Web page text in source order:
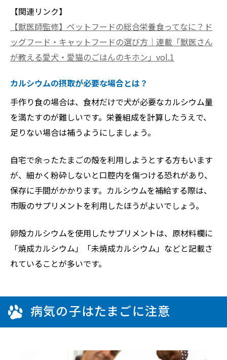
【関連リンク】
【獣医師監修】ペットフードの総合栄養食ってなに？ド
ッグフード・キャットフードの選び方｜連載「獣医さん
が教える愛犬・愛猫のごはんのキホン」vol.1
カルシウムの摂取が必要な場合とは？
手作り食の場合は、食材だけで犬が必要なカルシウム量
を満たすのが難しいです。栄養組成を計算したうえで、
足りない場合は補うようにしましょう。
自宅で余ったたまごの殻を利用しようとする方もいます
が、細かく粉砕しないと口腔内を傷つける恐れがあり、
保存に手間がかかります。カルシウムを補給する際は、
市販のサプリメントを利用したほうがよいでしょう。
卵殻カルシウムを使用したサプリメントは、原材料欄に
「焼成カルシウム」「未焼成カルシウム」などと記載さ
れていることが多いです。
病気の子はたまごに注意